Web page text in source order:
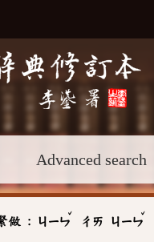
Advanced search
做 : ㄐㄧㄣ
ˇ
ㄔㄞ ㄐㄧㄣ
ˇ